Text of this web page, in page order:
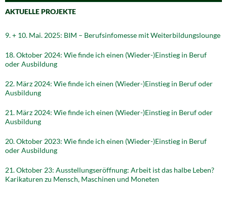
AKTUELLE PROJEKTE
9. + 10. Mai. 2025: BIM – Berufsinfomesse mit Weiterbildungslounge
18. Oktober 2024: Wie finde ich einen (Wieder-)Einstieg in Beruf
oder Ausbildung
22. März 2024: Wie finde ich einen (Wieder-)Einstieg in Beruf oder
Ausbildung
21. März 2024: Wie finde ich einen (Wieder-)Einstieg in Beruf oder
Ausbildung
20. Oktober 2023: Wie finde ich einen (Wieder-)Einstieg in Beruf
oder Ausbildung
21. Oktober 23: Ausstellungseröffnung: Arbeit ist das halbe Leben?
Karikaturen zu Mensch, Maschinen und Moneten